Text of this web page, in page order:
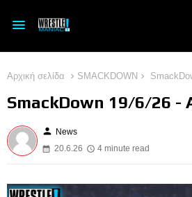
Αρχική σελίδα SMACKDOWN
SmackDown 19/6/26 -
person News
20.6.26
4 minute read